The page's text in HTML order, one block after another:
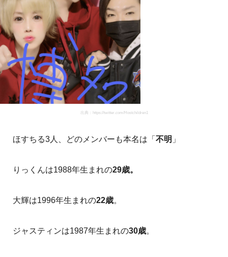
出典：https://twitter.com/Hostchildren1
ほすちる3人、どのメンバーも本名は「 不明 」
りっくんは1988年生まれの29歳。
大輝は1996年生まれの22歳。
ジャスティンは1987年生まれの30歳。